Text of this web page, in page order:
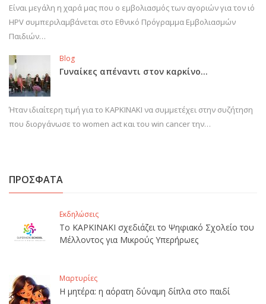
Είναι μεγάλη η χαρά μας που ο εμβολιασμός των αγοριών για τον ιό
HPV συμπεριλαμβάνεται στο Εθνικό Πρόγραμμα Εμβολιασμών
Παιδιών…
Blog
Γυναίκες απέναντι στον καρκίνο…
Ήταν ιδιαίτερη τιμή για το ΚΑΡΚΙΝΑΚΙ να συμμετέχει στην συζήτηση
που διοργάνωσε το women act και του win cancer την…
ΠΡΟΣΦΑΤΑ
Εκδηλώσεις
Το ΚΑΡΚΙΝΑΚΙ σχεδιάζει το Ψηφιακό Σχολείο του
Μέλλοντος για Μικρούς Υπερήρωες
Μαρτυρίες
Η μητέρα: η αόρατη δύναμη δίπλα στο παιδί